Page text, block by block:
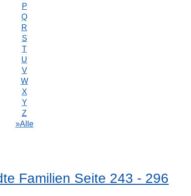
P
Q
R
S
T
U
V
W
X
Y
Z
»Alle
Familien Seite 243 - 296